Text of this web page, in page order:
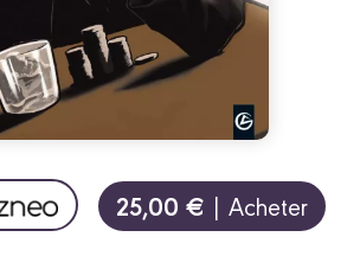
25,00 € | Acheter